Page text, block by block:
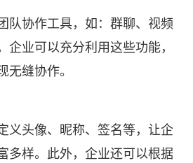
队协作工具，如：群聊、视频
企业可以充分利用这些功能，
无缝协作。
义头像、昵称、签名等，让企
多样。此外，企业还可以根据